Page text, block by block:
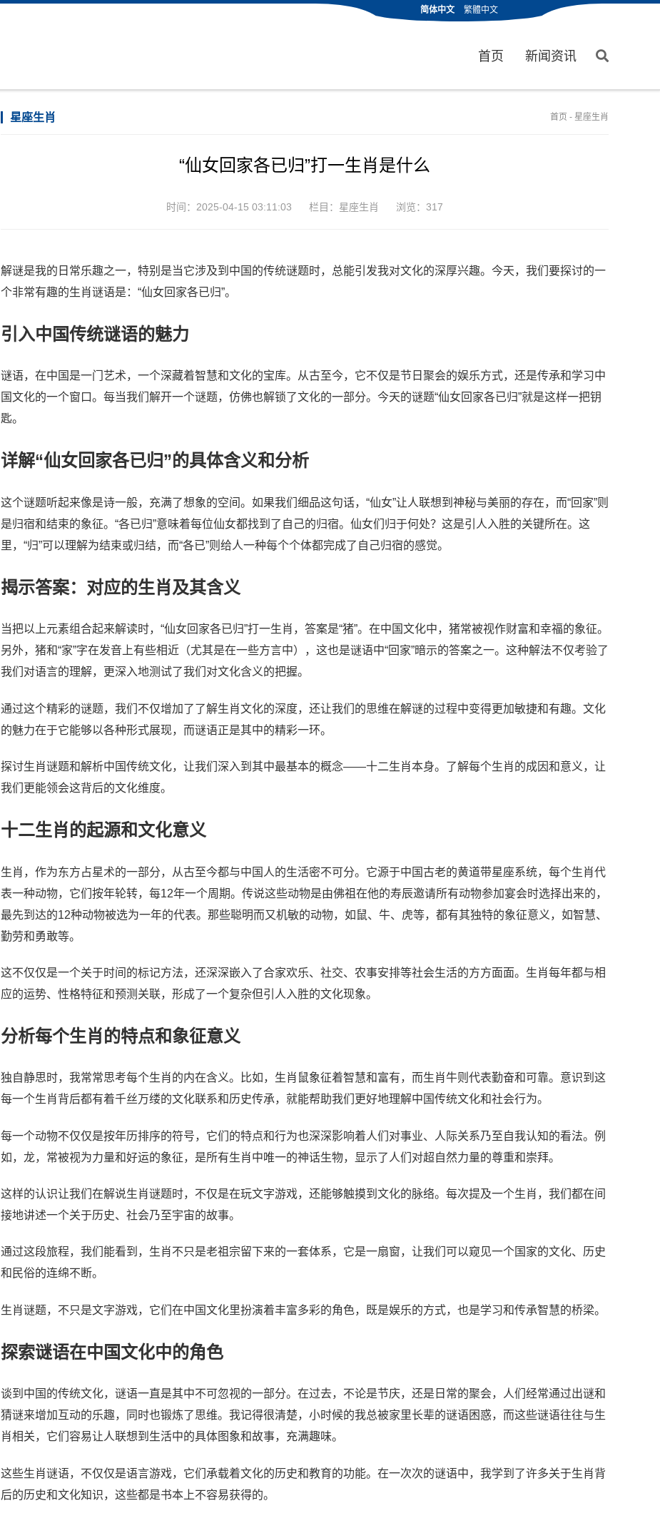
简体中文 繁體中文
首页 新闻资讯
星座生肖 首页 - 星座生肖
“仙女回家各已归”打一生肖是什么
时间：2025-04-15 03:11:03 栏目： 星座生肖 浏览：317
解谜是我的日常乐趣之一，特别是当它涉及到中国的传统谜题时，总能引发我对文化的深厚兴趣。今天，我们要探讨的一
个非常有趣的生肖谜语是：“仙女回家各已归”。
引入中国传统谜语的魅力
谜语，在中国是一门艺术，一个深藏着智慧和文化的宝库。从古至今，它不仅是节日聚会的娱乐方式，还是传承和学习中
国文化的一个窗口。每当我们解开一个谜题，仿佛也解锁了文化的一部分。今天的谜题“仙女回家各已归”就是这样一把钥
匙。
详解“仙女回家各已归”的具体含义和分析
这个谜题听起来像是诗一般，充满了想象的空间。如果我们细品这句话，“仙女”让人联想到神秘与美丽的存在，而“回家”则
是归宿和结束的象征。“各已归”意味着每位仙女都找到了自己的归宿。仙女们归于何处？这是引人入胜的关键所在。这
里，“归”可以理解为结束或归结，而“各已”则给人一种每个个体都完成了自己归宿的感觉。
揭示答案：对应的生肖及其含义
当把以上元素组合起来解读时，“仙女回家各已归”打一生肖，答案是“猪”。在中国文化中，猪常被视作财富和幸福的象征。
另外，猪和“家”字在发音上有些相近（尤其是在一些方言中），这也是谜语中“回家”暗示的答案之一。这种解法不仅考验了
我们对语言的理解，更深入地测试了我们对文化含义的把握。
通过这个精彩的谜题，我们不仅增加了了解生肖文化的深度，还让我们的思维在解谜的过程中变得更加敏捷和有趣。文化
的魅力在于它能够以各种形式展现，而谜语正是其中的精彩一环。
探讨生肖谜题和解析中国传统文化，让我们深入到其中最基本的概念——十二生肖本身。了解每个生肖的成因和意义，让
我们更能领会这背后的文化维度。
十二生肖的起源和文化意义
生肖，作为东方占星术的一部分，从古至今都与中国人的生活密不可分。它源于中国古老的黄道带星座系统，每个生肖代
表一种动物，它们按年轮转，每12年一个周期。传说这些动物是由佛祖在他的寿辰邀请所有动物参加宴会时选择出来的，
最先到达的12种动物被选为一年的代表。那些聪明而又机敏的动物，如鼠、牛、虎等，都有其独特的象征意义，如智慧、
勤劳和勇敢等。
这不仅仅是一个关于时间的标记方法，还深深嵌入了合家欢乐、社交、农事安排等社会生活的方方面面。生肖每年都与相
应的运势、性格特征和预测关联，形成了一个复杂但引人入胜的文化现象。
分析每个生肖的特点和象征意义
独自静思时，我常常思考每个生肖的内在含义。比如，生肖鼠象征着智慧和富有，而生肖牛则代表勤奋和可靠。意识到这
每一个生肖背后都有着千丝万缕的文化联系和历史传承，就能帮助我们更好地理解中国传统文化和社会行为。
每一个动物不仅仅是按年历排序的符号，它们的特点和行为也深深影响着人们对事业、人际关系乃至自我认知的看法。例
如，龙，常被视为力量和好运的象征，是所有生肖中唯一的神话生物，显示了人们对超自然力量的尊重和崇拜。
这样的认识让我们在解说生肖谜题时，不仅是在玩文字游戏，还能够触摸到文化的脉络。每次提及一个生肖，我们都在间
接地讲述一个关于历史、社会乃至宇宙的故事。
通过这段旅程，我们能看到，生肖不只是老祖宗留下来的一套体系，它是一扇窗，让我们可以窥见一个国家的文化、历史
和民俗的连绵不断。
生肖谜题，不只是文字游戏，它们在中国文化里扮演着丰富多彩的角色，既是娱乐的方式，也是学习和传承智慧的桥梁。
探索谜语在中国文化中的角色
谈到中国的传统文化，谜语一直是其中不可忽视的一部分。在过去，不论是节庆，还是日常的聚会，人们经常通过出谜和
猜谜来增加互动的乐趣，同时也锻炼了思维。我记得很清楚，小时候的我总被家里长辈的谜语困惑，而这些谜语往往与生
肖相关，它们容易让人联想到生活中的具体图象和故事，充满趣味。
这些生肖谜语，不仅仅是语言游戏，它们承载着文化的历史和教育的功能。在一次次的谜语中，我学到了许多关于生肖背
后的历史和文化知识，这些都是书本上不容易获得的。